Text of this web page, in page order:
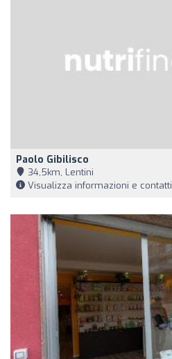
Paolo Gibilisco
34,5km, Lentini
Visualizza informazioni e contatti